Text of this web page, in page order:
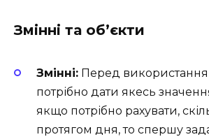
Змінні та об’єкти
Змінні: Перед
потрібно дати якесь
якщо потрібно рахувати,
протягом дня, то спершу